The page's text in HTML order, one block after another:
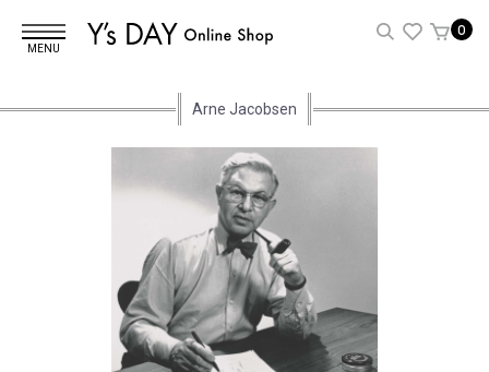
MENU
0
Arne Jacobsen